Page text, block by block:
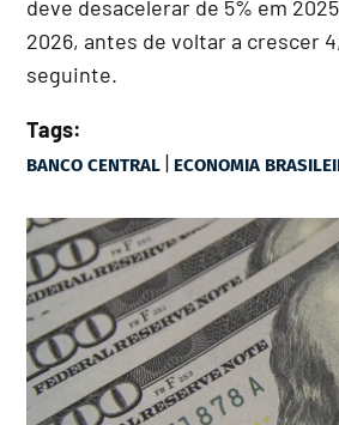
deve desacelerar de 5% em
2026, antes de voltar a crescer
seguinte.
Tags:
BANCO CENTRAL | ECONOMIA